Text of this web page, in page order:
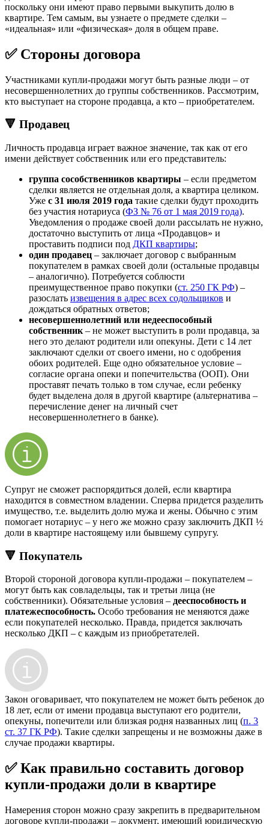
поскольку они имеют право первыми выкупить долю в
квартире. Тем самым, вы узнаете о предмете сделки –
«идеальная» или «физическая» доля в общем праве.
✅ Стороны договора
Участниками купли-продажи могут быть разные люди – от
несовершеннолетних до группы собственников. Рассмотрим,
кто выступает на стороне продавца, а кто – приобретателем.
🔻 Продавец
Личность продавца играет важное значение, так как от его
имени действует собственник или его представитель:
группа сособственников квартиры – если предметом
сделки является не отдельная доля, а квартира целиком.
Уже с 31 июля 2019 года такие сделки будут проходить
без участия нотариуса (ФЗ № 76 от 1 мая 2019 года).
Уведомления о продаже своей доли рассылать не нужно,
достаточно выступить от лица «Продавцов» и
проставить подписи под ДКП квартиры;
один продавец – заключает договор с выбранным
покупателем в рамках своей доли (остальные продавцы
– аналогично). Потребуется соблюсти
преимущественное право покупки (ст. 250 ГК РФ) –
разослать извещения в адрес всех содольщиков и
дождаться обратных ответов;
несовершеннолетний или недееспособный
собственник – не может выступить в роли продавца, за
него это делают родители или опекуны. Дети с 14 лет
заключают сделки от своего имени, но с одобрения
обоих родителей. Еще одно обязательное условие –
согласие органа опеки и попечительства (ООП). Они
проставят печать только в том случае, если ребенку
будет выделена доля в другой квартире (альтернатива –
перечисление денег на личный счет
несовершеннолетнего в банке).
Супруг не сможет распорядиться долей, если квартира
находится в совместном владении. Сперва придется разделить
имущество, т.е. выделить долю мужа и жены. Обычно с этим
помогает нотариус – у него же можно сразу заключить ДКП ½
доли в квартире настоящему или бывшему супругу.
🔻 Покупатель
Второй стороной договора купли-продажи – покупателем –
могут быть как совладельцы, так и третьи лица (не
собственники). Обязательные условия – дееспособность и
платежеспособность. Особо требования не меняются даже
если покупателей несколько. Правда, придется заключать
несколько ДКП – с каждым из приобретателей.
Закон оговаривает, что покупателем не может быть ребенок до
18 лет, если от имени продавца выступают его родители,
опекуны, попечители или близкая родня названных лиц (п. 3
ст. 37 ГК РФ). Такие сделки запрещены и не возможны даже в
случае продажи квартиры.
✅ Как правильно составить договор
купли-продажи доли в квартире
Намерения сторон можно сразу закрепить в предварительном
договоре купли-продажи – документ, имеющий юридическую